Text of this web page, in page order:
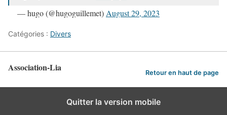
— hugo (@hugoguillemet) August 29, 2023
Catégories : Divers
Association-Lia Retour en haut de page
Quitter la version mobile